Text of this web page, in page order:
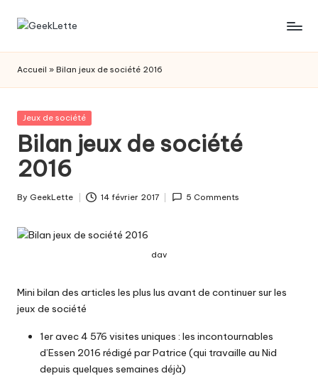
Skip
G
e
e
k
L
e
t
t
e
les
de
société
Accueil » Bilan jeux de société 2016
Posted
Jeux de société
Bilan jeux de société
2016
Posted
By GeekLette 14 février 2017 5 Comments
dav
Mini bilan des articles les plus lus avant de continuer sur les
jeux de société
1er avec 4 576 visites uniques : les incontournables
d’Essen 2016 rédigé par Patrice (qui travaille au Nid
depuis quelques semaines déjà)